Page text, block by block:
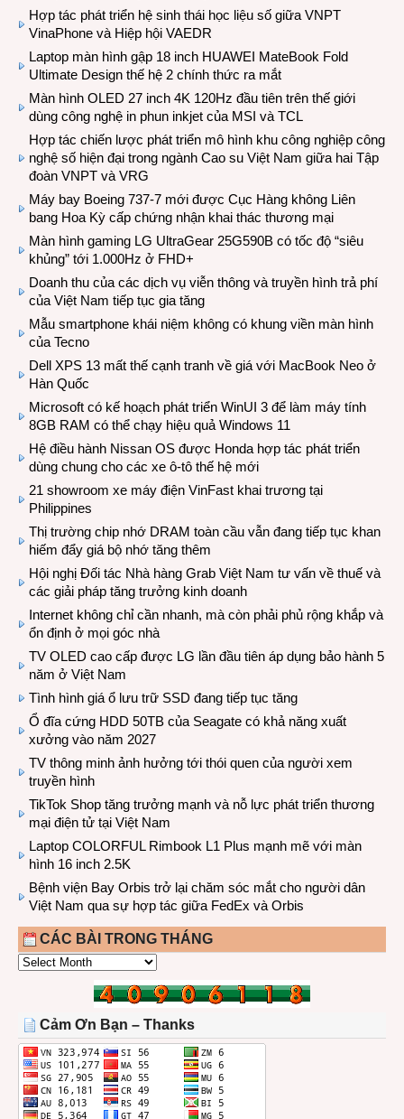
Hợp tác phát triển hệ sinh thái học liệu số giữa VNPT
VinaPhone và Hiệp hội VAEDR
Laptop màn hình gập 18 inch HUAWEI MateBook Fold
Ultimate Design thế hệ 2 chính thức ra mắt
Màn hình OLED 27 inch 4K 120Hz đầu tiên trên thế giới
dùng công nghệ in phun inkjet của MSI và TCL
Hợp tác chiến lược phát triển mô hình khu công nghiệp công
nghệ số hiện đại trong ngành Cao su Việt Nam giữa hai Tập
đoàn VNPT và VRG
Máy bay Boeing 737-7 mới được Cục Hàng không Liên
bang Hoa Kỳ cấp chứng nhận khai thác thương mại
Màn hình gaming LG UltraGear 25G590B có tốc độ “siêu
khủng” tới 1.000Hz ở FHD+
Doanh thu của các dịch vụ viễn thông và truyền hình trả phí
của Việt Nam tiếp tục gia tăng
Mẫu smartphone khái niệm không có khung viền màn hình
của Tecno
Dell XPS 13 mất thế cạnh tranh về giá với MacBook Neo ở
Hàn Quốc
Microsoft có kế hoạch phát triển WinUI 3 để làm máy tính
8GB RAM có thể chạy hiệu quả Windows 11
Hệ điều hành Nissan OS được Honda hợp tác phát triển
dùng chung cho các xe ô-tô thế hệ mới
21 showroom xe máy điện VinFast khai trương tại
Philippines
Thị trường chip nhớ DRAM toàn cầu vẫn đang tiếp tục khan
hiếm đẩy giá bộ nhớ tăng thêm
Hội nghị Đối tác Nhà hàng Grab Việt Nam tư vấn về thuế và
các giải pháp tăng trưởng kinh doanh
Internet không chỉ cần nhanh, mà còn phải phủ rộng khắp và
ổn định ở mọi góc nhà
TV OLED cao cấp được LG lần đầu tiên áp dụng bảo hành 5
năm ở Việt Nam
Tình hình giá ổ lưu trữ SSD đang tiếp tục tăng
Ổ đĩa cứng HDD 50TB của Seagate có khả năng xuất
xưởng vào năm 2027
TV thông minh ảnh hưởng tới thói quen của người xem
truyền hình
TikTok Shop tăng trưởng mạnh và nỗ lực phát triển thương
mại điện tử tại Việt Nam
Laptop COLORFUL Rimbook L1 Plus mạnh mẽ với màn
hình 16 inch 2.5K
Bệnh viện Bay Orbis trở lại chăm sóc mắt cho người dân
Việt Nam qua sự hợp tác giữa FedEx và Orbis
CÁC BÀI TRONG THÁNG
CÁC
THÁNG
Cảm Ơn Bạn – Thanks